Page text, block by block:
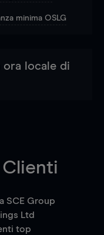
minima OSLG
locale di
SCE Group
Ltd
top